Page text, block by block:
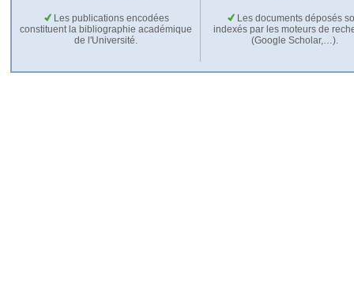
Les publications encodées
constituent la bibliographie académique
de l'Université.
Les documents déposés
indexés par les moteurs de
(Google Scholar,…).